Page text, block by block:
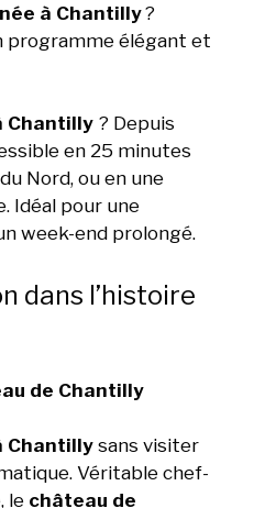
à Chantilly?
programme élégant et
Chantilly ? Depuis
en 25 minutes
Nord, ou en une
Idéal pour une
week-end prolongé.
dans l’histoire
de Chantilly
Chantilly sans visiter
Véritable chef-
le château de